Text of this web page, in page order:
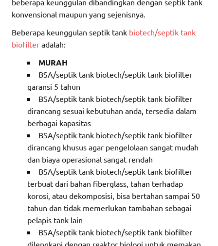
konvensional maupun yang sejenisnya.
Beberapa keunggulan septik tank biotech/septik tank
biofilter adalah:
MURAH
BSA/septik tank biotech/septik tank biofilter
garansi 5 tahun
BSA/septik tank biotech/septik tank biofilter
dirancang sesuai kebutuhan anda, tersedia dalam
berbagai kapasitas
BSA/septik tank biotech/septik tank biofilter
dirancang khusus agar pengelolaan sangat mudah
dan biaya operasional sangat rendah
BSA/septik tank biotech/septik tank biofilter
terbuat dari bahan fiberglass, tahan terhadap
korosi, atau dekomposisi, bisa bertahan sampai 50
tahun dan tidak memerlukan tambahan sebagai
pelapis tank lain
BSA/septik tank biotech/septik tank biofilter
dilengkapi dengan reaktor biologi untuk memakan